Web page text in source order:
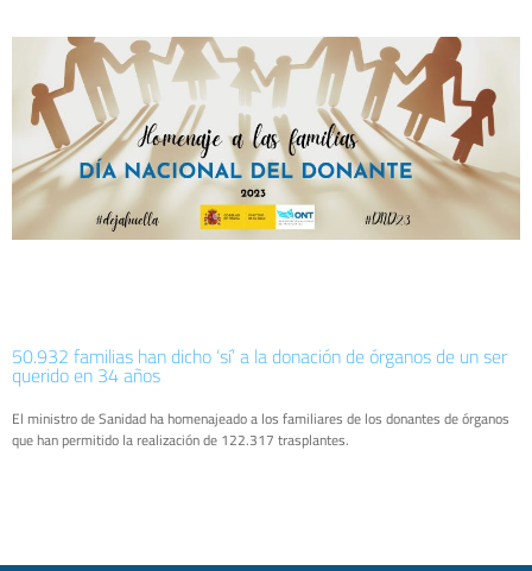
50.932 familias han dicho ‘sí’ a la donación de órganos de un ser
querido en 34 años
El ministro de Sanidad ha homenajeado a los familiares de los donantes de órganos
que han permitido la realización de 122.317 trasplantes.